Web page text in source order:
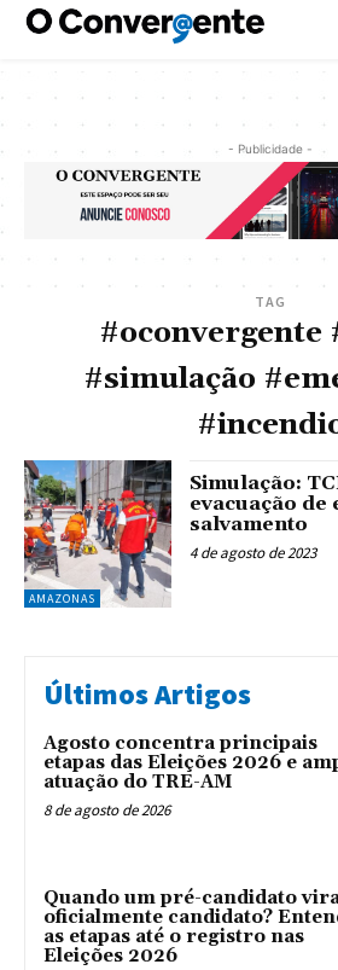
- Publicidade -
TAG
#oconvergente
#simulação
AMAZONAS
Simulação:
evacuação de
salvamento
4 de agosto de 2023
Últimos Artigos
Agosto concentra principais
etapas das Eleições 2026 e
atuação do TRE-AM
8 de agosto de 2026
Quando um pré-candidato
oficialmente candidato?
as etapas até o registro nas
Eleições 2026